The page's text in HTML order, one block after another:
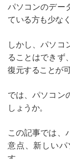
パソコンのデー
ている方も少な
しかし、パソコ
ることはできず
復元することが
では、パソコン
しょうか。
この記事では、
意点、新しい